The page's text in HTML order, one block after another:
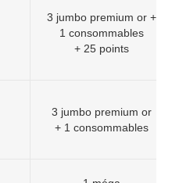
3 jumbo premium or +
1 consommables
+ 25 points
3 jumbo premium or
+ 1 consommables